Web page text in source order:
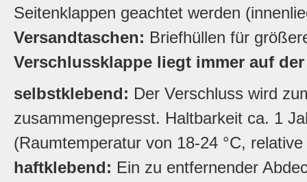
Seitenklappen geachtet werden
Versandtaschen: Briefhüllen für
Verschlussklappe liegt immer auf
selbstklebend: Der Verschluss wird
zusammengepresst. Haltbarkeit ca. 1
(Raumtemperatur von 18-24 °C,
haftklebend: Ein zu entfernender